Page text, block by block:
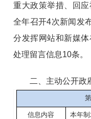
重大政策举措、回应
全年召开4次新闻发
分发挥网站和新媒体
处理留言信息10条。
二、 主动公开政
信息内容 本年